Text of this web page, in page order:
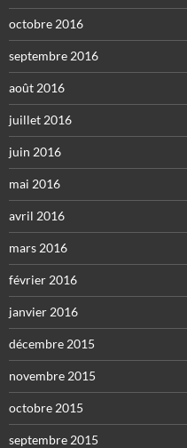
octobre 2016
septembre 2016
août 2016
juillet 2016
juin 2016
mai 2016
avril 2016
mars 2016
février 2016
janvier 2016
décembre 2015
novembre 2015
octobre 2015
septembre 2015